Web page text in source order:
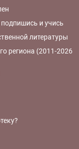
и учись
литературы
региона (2011-2026